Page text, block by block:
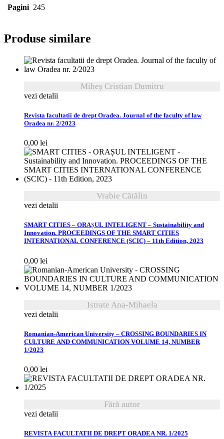
Pagini 245
Produse similare
Miheș Cristian Dumitru
vezi detalii
Revista facultatii de drept Oradea. Journal of the faculty of law
Oradea nr. 2/2023
0,00 lei
Vrabie Cătălin
vezi detalii
SMART CITIES – ORAȘUL INTELIGENT – Sustainability and
Innovation. PROCEEDINGS OF THE SMART CITIES
INTERNATIONAL CONFERENCE (SCIC) – 11th Edition, 2023
0,00 lei
Istrate Ana-Mihaela
vezi detalii
Romanian-American University – CROSSING BOUNDARIES IN
CULTURE AND COMMUNICATION VOLUME 14, NUMBER
1/2023
0,00 lei
Fără autor
vezi detalii
REVISTA FACULTATII DE DREPT ORADEA NR. 1/2025